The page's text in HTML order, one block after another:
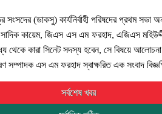
সংসদের (ডাকসু) কার্যনির্বাহী পরিষদের প্রথম
সাদিক কায়েম, জিএস এস এম ফরহাদ, এজিএস
থেকে কারা সিনেট সদস্য হবেন, সে বিষয়ে
সম্পাদক এস এম ফরহাদ স্বাক্ষরিত এক সংবাদ
সর্বশেষ খবর